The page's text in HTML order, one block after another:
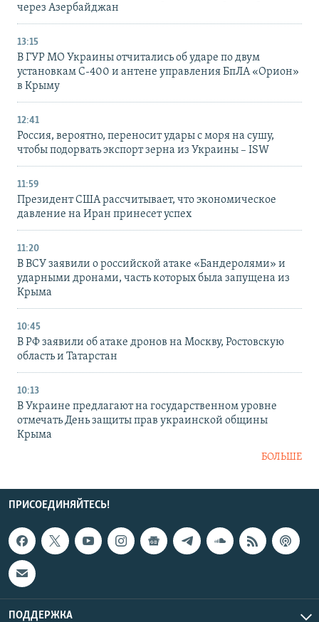
через Азербайджан
13:15
В ГУР МО Украины отчитались об ударе по двум
установкам С-400 и антене управления БпЛА «Орион»
в Крыму
12:41
Россия, вероятно, переносит удары с моря на сушу,
чтобы подорвать экспорт зерна из Украины – ISW
11:59
Президент США рассчитывает, что экономическое
давление на Иран принесет успех
11:20
В ВСУ заявили о российской атаке «Бандеролями» и
ударными дронами, часть которых была запущена из
Крыма
10:45
В РФ заявили об атаке дронов на Москву, Ростовскую
область и Татарстан
10:13
В Украине предлагают на государственном уровне
отмечать День защиты прав украинской общины
Крыма
БОЛЬШЕ
ПРИСОЕДИНЯЙТЕСЬ!
ПОДДЕРЖКА